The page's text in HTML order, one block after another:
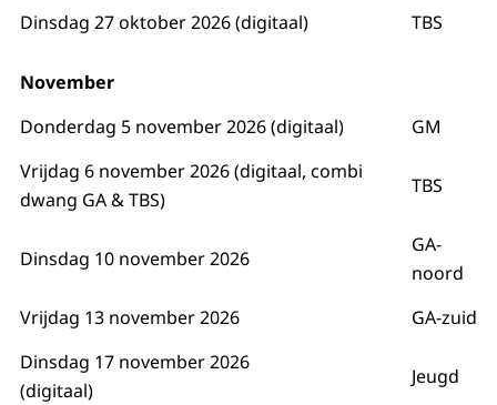
Dinsdag 27 oktober 2026 (digitaal)
TBS
November
Donderdag 5 november 2026 (digitaal)
GM
Vrijdag 6 november 2026 (digitaal, combi
dwang GA & TBS)
TBS
Dinsdag 10 november 2026
GA-
noord
Vrijdag 13 november 2026
GA-zuid
Dinsdag 17 november 2026
(digitaal)
Jeugd